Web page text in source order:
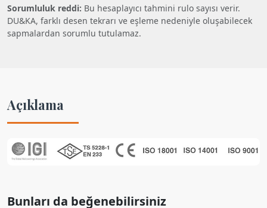
Sorumluluk reddi: Bu hesaplayıcı tahmini rulo sayısı verir.
DU&KA, farklı desen tekrarı ve eşleme nedeniyle oluşabilecek
sapmalardan sorumlu tutulamaz.
Açıklama
Bunları da beğenebilirsiniz